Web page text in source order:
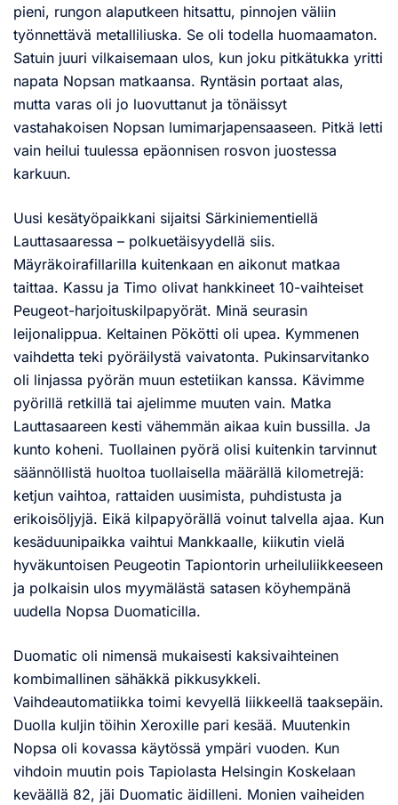
pieni, rungon alaputkeen hitsattu, pinnojen väliin
työnnettävä metalliliuska. Se oli todella huomaamaton.
Satuin juuri vilkaisemaan ulos, kun joku pitkätukka yritti
napata Nopsan matkaansa. Ryntäsin portaat alas,
mutta varas oli jo luovuttanut ja tönäissyt
vastahakoisen Nopsan lumimarjapensaaseen. Pitkä letti
vain heilui tuulessa epäonnisen rosvon juostessa
karkuun.
Uusi kesätyöpaikkani sijaitsi Särkiniementiellä
Lauttasaaressa – polkuetäisyydellä siis.
Mäyräkoirafillarilla kuitenkaan en aikonut matkaa
taittaa. Kassu ja Timo olivat hankkineet 10-vaihteiset
Peugeot-harjoituskilpapyörät. Minä seurasin
leijonalippua. Keltainen Pökötti oli upea. Kymmenen
vaihdetta teki pyöräilystä vaivatonta. Pukinsarvitanko
oli linjassa pyörän muun estetiikan kanssa. Kävimme
pyörillä retkillä tai ajelimme muuten vain. Matka
Lauttasaareen kesti vähemmän aikaa kuin bussilla. Ja
kunto koheni. Tuollainen pyörä olisi kuitenkin tarvinnut
säännöllistä huoltoa tuollaisella määrällä kilometrejä:
ketjun vaihtoa, rattaiden uusimista, puhdistusta ja
erikoisöljyjä. Eikä kilpapyörällä voinut talvella ajaa. Kun
kesäduunipaikka vaihtui Mankkaalle, kiikutin vielä
hyväkuntoisen Peugeotin Tapiontorin urheiluliikkeeseen
ja polkaisin ulos myymälästä satasen köyhempänä
uudella Nopsa Duomaticilla.
Duomatic oli nimensä mukaisesti kaksivaihteinen
kombimallinen sähäkkä pikkusykkeli.
Vaihdeautomatiikka toimi kevyellä liikkeellä taaksepäin.
Duolla kuljin töihin Xeroxille pari kesää. Muutenkin
Nopsa oli kovassa käytössä ympäri vuoden. Kun
vihdoin muutin pois Tapiolasta Helsingin Koskelaan
keväällä 82, jäi Duomatic äidilleni. Monien vaiheiden